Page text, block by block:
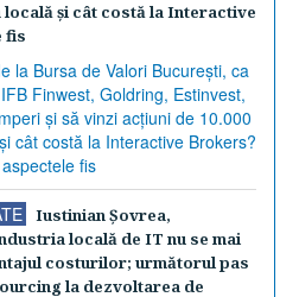
locală şi cât costă la Interactive
fis
Iustinian Şovrea,
locală de IT nu se mai
costurilor; următorul pas
la dezvoltarea de